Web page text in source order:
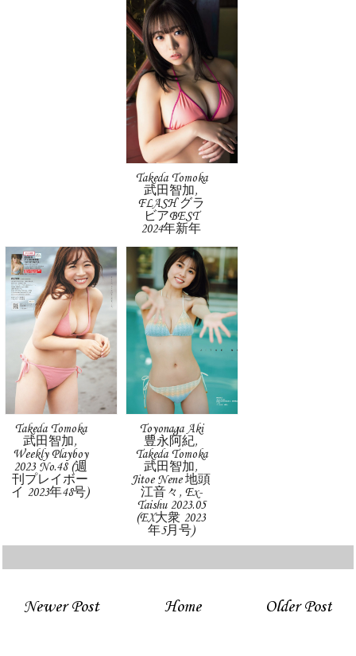
Takeda Tomoka
武田智加,
FLASH グラ
ビアBEST
2024年新年
Takeda Tomoka
武田智加,
Weekly Playboy
2023 No.48 (週
刊プレイボー
イ 2023年48号)
Toyonaga Aki
豊永阿紀,
Takeda Tomoka
武田智加,
Jitoe Nene 地頭
江音々, Ex-
Taishu 2023.05
(EX大衆 2023
年5月号)
Newer Post Older Post
Home